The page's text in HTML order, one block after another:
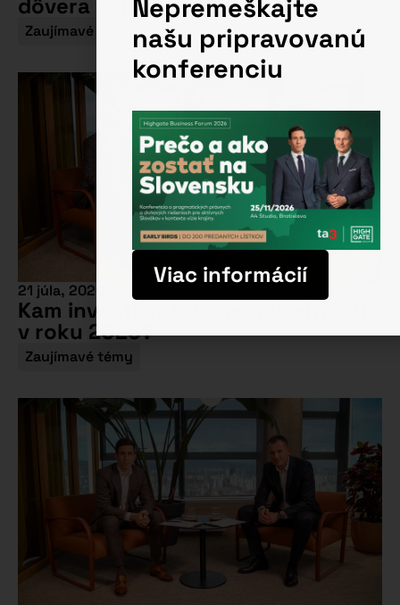
dôvera a dobré vzťahy?
Zaujímavé témy
21 júla, 2026
Kam investovať do nehnuteľností
v roku 2026?
Zaujímavé témy
Nepremeškajte
našu pripravovanú
konferenciu
Viac informácií